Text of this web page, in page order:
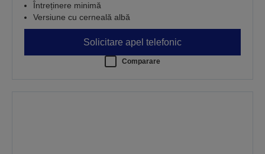
Întreținere minimă
Versiune cu cerneală albă
Solicitare apel telefonic
Comparare